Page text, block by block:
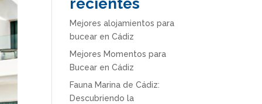
recientes
Mejores alojamientos para
bucear en Cádiz
Mejores Momentos para
Bucear en Cádiz
Fauna Marina de Cádiz:
Descubriendo la